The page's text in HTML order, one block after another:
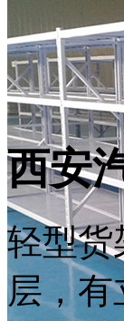
西安
轻型货
层，有